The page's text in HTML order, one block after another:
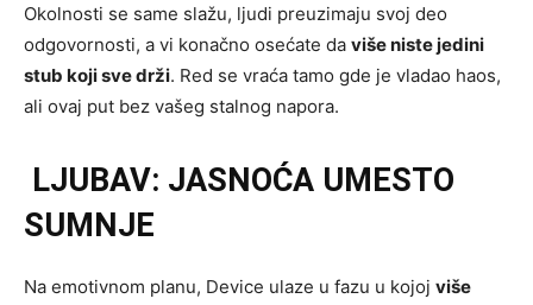
Okolnosti se same slažu, ljudi preuzimaju svoj deo
odgovornosti, a vi konačno osećate da više niste jedini
stub koji sve drži. Red se vraća tamo gde je vladao haos,
ali ovaj put bez vašeg stalnog napora.
LJUBAV: JASNOĆA UMESTO
SUMNJE
Na emotivnom planu, Device ulaze u fazu u kojoj više